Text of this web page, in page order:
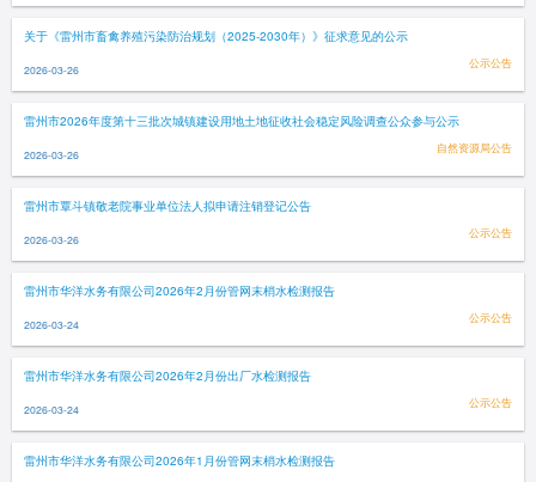
关于《雷州市畜禽养殖污染防治规划（2025-2030年）》征求意见的公示
2026-03-26 公示公告
雷州市2026年度第十三批次城镇建设用地土地征收社会稳定风险调查公众参与公示
2026-03-26 自然资源局公告
雷州市覃斗镇敬老院事业单位法人拟申请注销登记公告
2026-03-26 公示公告
雷州市华洋水务有限公司2026年2月份管网末梢水检测报告
2026-03-24 公示公告
雷州市华洋水务有限公司2026年2月份出厂水检测报告
2026-03-24 公示公告
雷州市华洋水务有限公司2026年1月份管网末梢水检测报告